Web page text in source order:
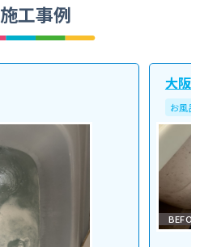
施工事例
大阪北
お風呂清掃
BEFORE